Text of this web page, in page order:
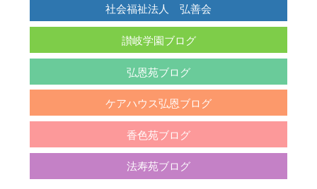
社会福祉法人 弘善会
讃岐学園ブログ
弘恩苑ブログ
ケアハウス弘恩ブログ
香色苑ブログ
法寿苑ブログ